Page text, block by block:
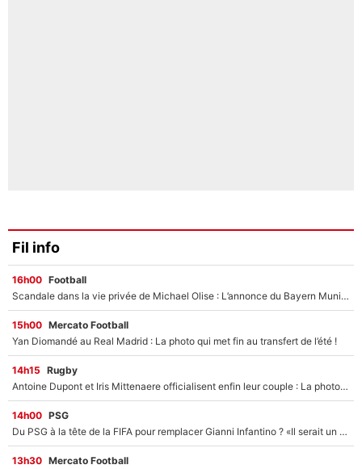
Fil info
16h00 Football
Scandale dans la vie privée de Michael Olise : L’annonce du Bayern Munich sur son enfant caché
15h00 Mercato Football
Yan Diomandé au Real Madrid : La photo qui met fin au transfert de l’été !
14h15 Rugby
Antoine Dupont et Iris Mittenaere officialisent enfin leur couple : La photo qui enflamme les réseaux sociaux
14h00 PSG
Du PSG à la tête de la FIFA pour remplacer Gianni Infantino ? «Il serait un mauvais président», le patron de la Liga s'attaque à Nasser Al-Khelaïfi !
13h30 Mercato Football